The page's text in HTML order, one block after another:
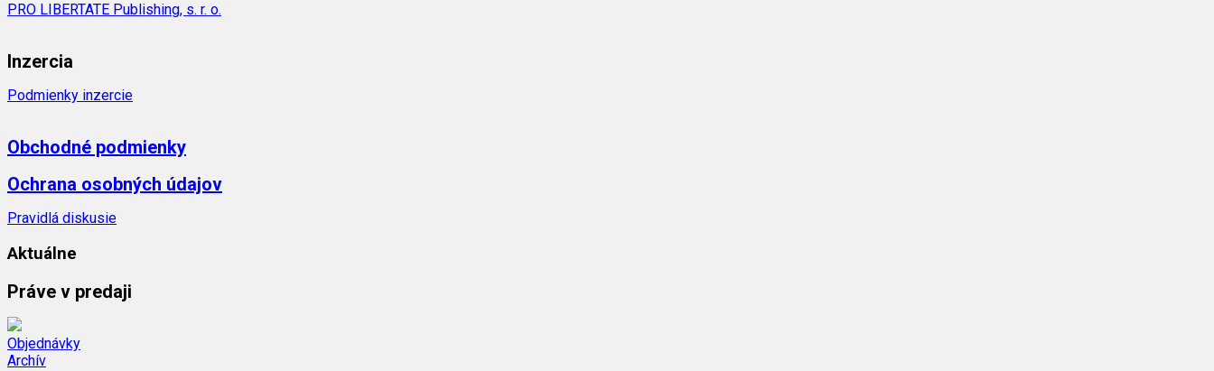
PRO LIBERTATE Publishing, s. r. o.
Inzercia
Podmienky inzercie
Obchodné podmienky
Ochrana osobných údajov
Pravidlá diskusie
Aktuálne
Práve v predaji
Objednávky
Archív